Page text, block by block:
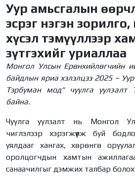
Уур амьсгалын
эсрэг нэгэн
хүсэл тэмүүллээр
зүтгэхийг уриаллаа
Монгол Улсын Ерөнхийлөгчийн
байдлын яриа хэлэлцээ 2025 –
Тэрбуман мод” чуулга
байна.
Чуулга уулзалт нь Монгол
чиглэлээр хэрэгжүүлж буй
уялдааг хангах, хөрөнгө
оролцогчдын хамтын
санаачилгыг дэмжих талбар